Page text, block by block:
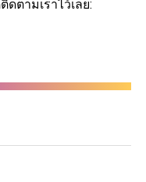
ตามเราไว้เลย: